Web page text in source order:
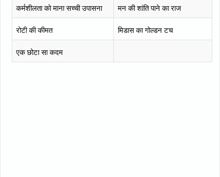
कर्मशीलता को माना सच्ची उपासना मन की शांति पाने का राज
रोटी की कीमत मिडास का गोल्डन टच
एक छोटा सा कदम